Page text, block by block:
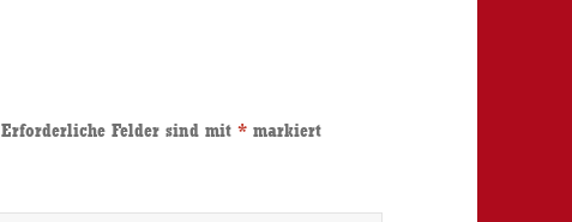
Erforderliche Felder sind mit* markiert